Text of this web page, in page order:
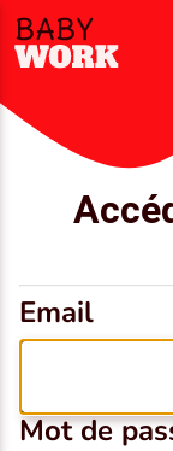
Email
Mot de